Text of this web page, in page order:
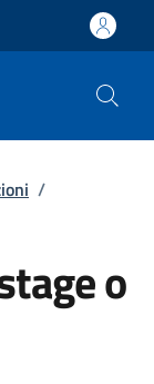
/
o